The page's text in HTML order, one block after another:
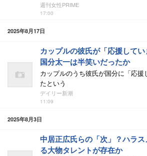
週刊女性PRIME
17:00
2025年8月17日
カップルの彼氏が「応援してい
国分太一は半笑いだったか
カップルのうち彼氏が国分に「応
たという
デイリー新潮
11:09
2025年8月3日
中居正広氏らの「次」？ハラ
る大物タレントが存在か